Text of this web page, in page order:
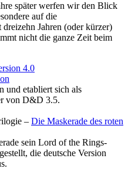
später werfen wir den Blick
auf die
Jahren (oder kürzer)
nicht die ganze Zeit beim
4.0
und etabliert sich als
von D&D 3.5.
– Die Maskerade des roten
sein Lord of the Rings-
die deutsche Version